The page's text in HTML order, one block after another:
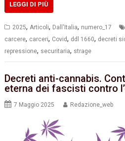
LEGGI DI PIÙ
2025,Articoli, Dall'Italia, numero_17
carcere, carceri, Covid, ddl 1660, decreti
repressione, securitaria, strage
Decreti anti-cannabis.
eterna dei fascisti contro
7 Maggio 2025 Redazione_web